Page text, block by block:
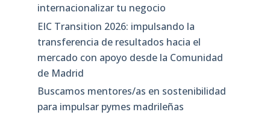
internacionalizar tu negocio
EIC Transition 2026: impulsando la
transferencia de resultados hacia el
mercado con apoyo desde la Comunidad
de Madrid
Buscamos mentores/as en sostenibilidad
para impulsar pymes madrileñas